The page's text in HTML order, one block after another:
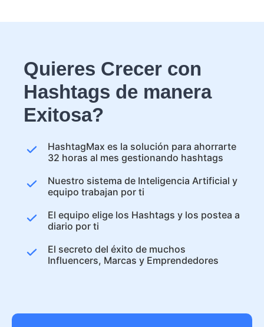
Quieres Crecer con
Hashtags de manera
Exitosa?
HashtagMax es la solución para ahorrarte
32 horas al mes gestionando hashtags
Nuestro sistema de Inteligencia Artificial y
equipo trabajan por ti
El equipo elige los Hashtags y los postea a
diario por ti
El secreto del éxito de muchos
Influencers, Marcas y Emprendedores